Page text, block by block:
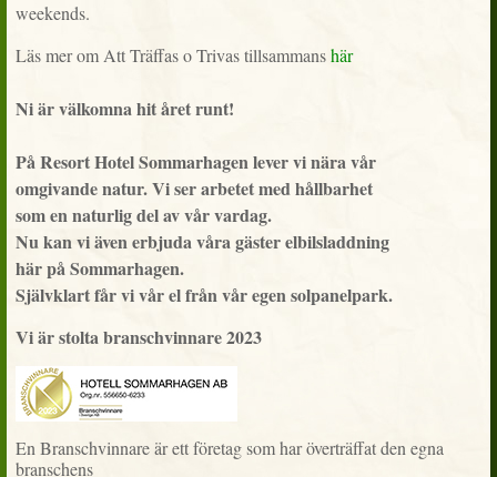
weekends.
Läs mer om Att Träffas o Trivas tillsammanshär
Ni är välkomna hit året runt!
På Resort Hotel Sommarhagen lever vi nära vår
omgivande natur. Vi ser arbetet med hållbarhet
som en naturlig del av vår vardag.
Nu kan vi även erbjuda våra gäster elbilsladdning
här på Sommarhagen.
Självklart får vi vår el från vår egen solpanelpark.
Vi är stolta branschvinnare 2023
En Branschvinnare är ett företag som har överträffat den egna
branschens